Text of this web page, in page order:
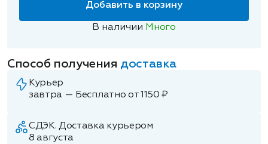
Добавить в корзину
В наличии Много
Способ получения доставка
Курьер
завтра — Бесплатно от 1150 ₽
СДЭК. Доставка курьером
8 августа